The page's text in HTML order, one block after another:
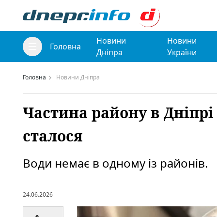
Головна
Новини
Дніпра
Новини
України
Головна Новини Дніпра
Частина району в
сталося
Води немає в одному із районів.
24.06.2026